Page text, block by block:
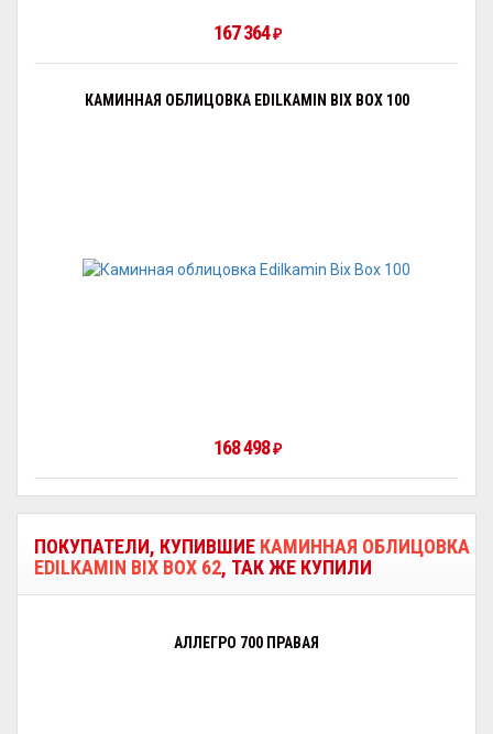
167 364 ₽
КАМИННАЯ ОБЛИЦОВКА EDILKAMIN BIX BOX 100
168 498 ₽
ПОКУПАТЕЛИ, КУПИВШИЕ КАМИННАЯ ОБЛИЦОВКА
EDILKAMIN BIX BOX 62, ТАК ЖЕ КУПИЛИ
АЛЛЕГРО 700 ПРАВАЯ